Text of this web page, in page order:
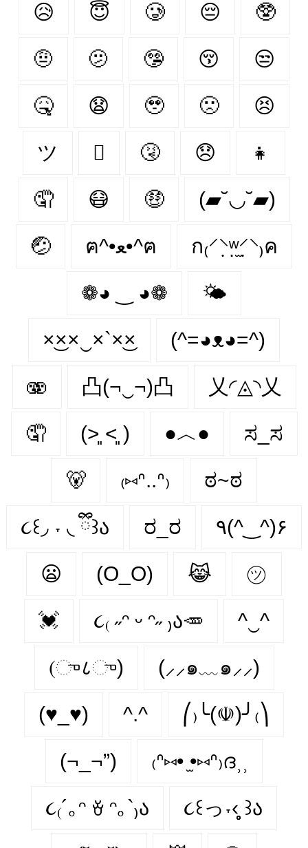
😥 😇 🥲 😔 🥸
🤨 🫤 🤥 😚 😒
🤒 😧 🥹 🙁 😣
ツ 🫩 🤧 😞 👧
🤦‍ 😷 🤑 (▰˘◡˘▰)
🤕 ฅ^•ﻌ•^ฅ ก₍⸍⸌̣ʷ̣̫⸍̣⸌₎ค
❁◕ ‿ ◕❁ 🌤
×͜××‿×`×͜× (^=◕ᴥ◕=^)
🫨 凸(¬‿¬)凸 乂◜◬◝乂
🤦 (˃͈ ˂͈ ) ●︿● ಸ_ಸ
🐻 ₍⑅ᐢ..ᐢ₎ ಠ~ಠ
૮꒰◞ ˕ ◟ ྀི꒱ა ರ_ರ ٩(^‿^)۶
😦 (O_O) 😹 ㋡
💓 ૮₍ ˶ᵔ ᵕ ᵔ˶ ₎ა🥕 ^‿^
(ு८ு) (⸝⸝๑﹏๑⸝⸝)
(♥_♥) ^.^ ⎛₎╰(☫)╯₍⎞
(¬_¬”) ₍ᐢ⑅• ̫•⑅ᐢ₎ദ⸒⸒
૮₍´｡ᵔ ꈊ ᵔ｡`₎ა ૮꒰っ˕‹̥̥̥ ꒱ა